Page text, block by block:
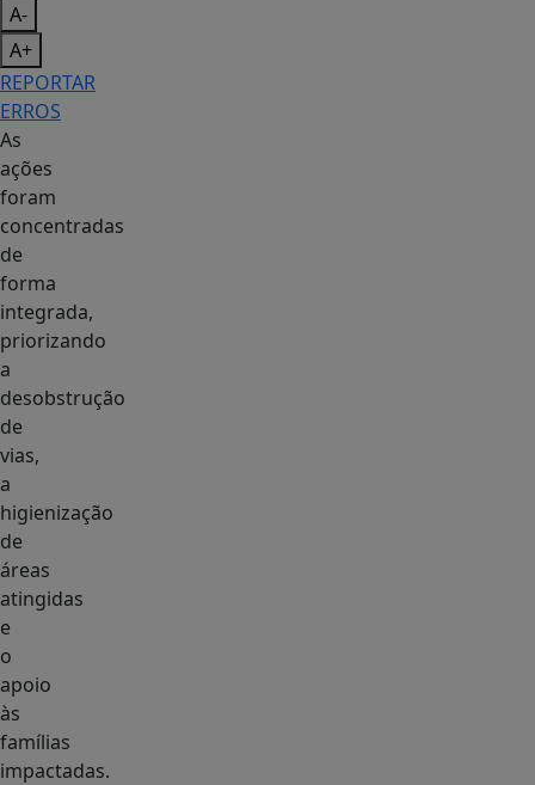
A-
A+
REPORTAR
ERROS
As
ações
foram
concentradas
de
forma
integrada,
priorizando
a
desobstrução
de
vias,
a
higienização
de
áreas
atingidas
e
o
apoio
às
famílias
impactadas.